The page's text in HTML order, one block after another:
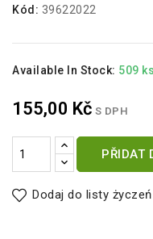
Kód: 39622022
Available In Stock: 509 ks
155,00 Kč S DPH
PŘIDAT
Dodaj do listy życzeń